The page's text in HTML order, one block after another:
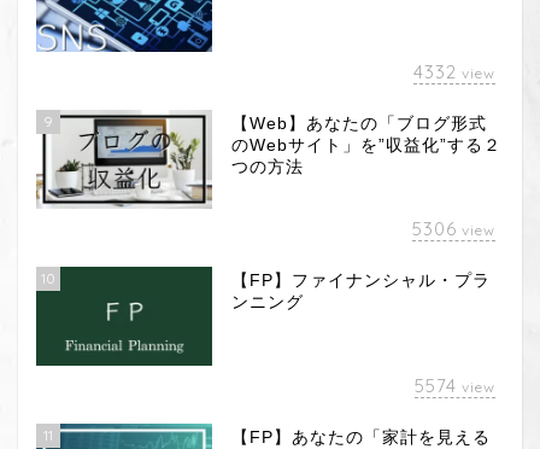
4332 view
9
【Web】あなたの「ブログ形式
のWebサイト」を”収益化”する２
つの方法
5306 view
10
【FP】ファイナンシャル・プラ
ンニング
5574 view
11
【FP】あなたの「家計を見える